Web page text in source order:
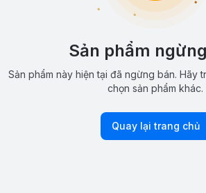
Sản phẩm
Sản phẩm này hiện tại đã ngừng bán. Hãy
chọn sản phẩm khác.
Quay lại trang chủ